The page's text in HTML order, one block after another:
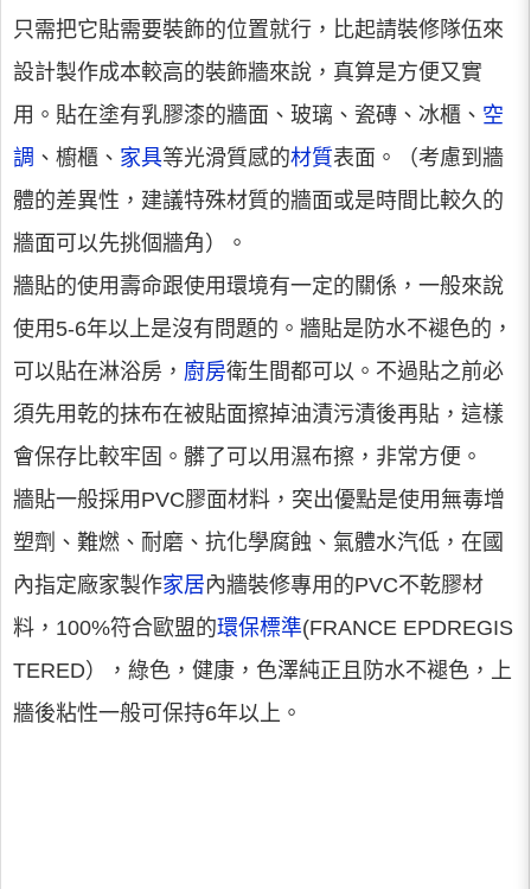
只需把它貼需要裝飾的位置就行，比起請裝修隊伍來
設計製作成本較高的裝飾牆來說，真算是方便又實
用。貼在塗有乳膠漆的牆面、玻璃、瓷磚、冰櫃、 空
調 、櫥櫃、 家具等光滑質感的材質表面。（考慮到牆
體的差異性，建議特殊材質的牆面或是時間比較久的
牆面可以先挑個牆角）。
牆貼的使用壽命跟使用環境有一定的關係，一般來說
使用5-6年以上是沒有問題的。牆貼是防水不褪色的，
可以貼在淋浴房， 廚房衛生間都可以。不過貼之前必
須先用乾的抹布在被貼面擦掉油漬污漬後再貼，這樣
會保存比較牢固。髒了可以用濕布擦，非常方便。
牆貼一般採用PVC膠面材料，突出優點是使用無毒增
塑劑、難燃、耐磨、抗化學腐蝕、氣體水汽低，在國
內指定廠家製作家居內牆裝修專用的PVC不乾膠材
料，100%符合歐盟的環保標準(FRANCE EPDREGIS
TERED），綠色，健康，色澤純正且防水不褪色，上
牆後粘性一般可保持6年以上。